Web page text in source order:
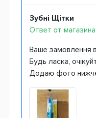
Зубні Щітки
Ответ от магазина
Ваше замовлення
Будь ласка,
Додаю фото